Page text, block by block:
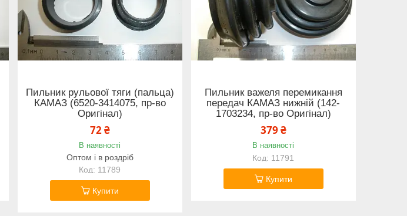
Пильник рульової тяги (пальца)
КАМАЗ (6520-3414075, пр-во
Оригінал)
72 ₴
В наявності
Оптом і в роздріб
11789
Купити
Пильник важеля перемикання
передач КАМАЗ нижній (142-
1703234, пр-во Оригінал)
379 ₴
В наявності
11791
Купити